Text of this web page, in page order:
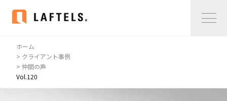
Home
私たちについて
ホーム
> クライアント事例
> 仲間の声
Vol.120